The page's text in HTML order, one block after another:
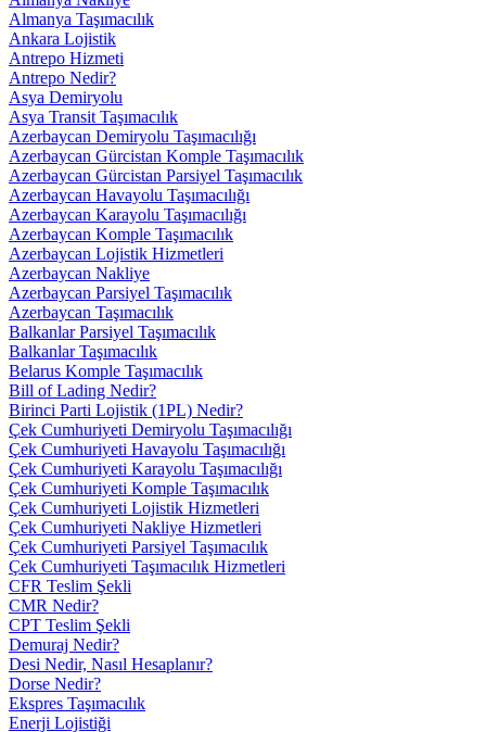
Almanya Taşımacılık
Ankara Lojistik
Antrepo Hizmeti
Antrepo Nedir?
Asya Demiryolu
Asya Transit Taşımacılık
Azerbaycan Demiryolu Taşımacılığı
Azerbaycan Gürcistan Komple Taşımacılık
Azerbaycan Gürcistan Parsiyel Taşımacılık
Azerbaycan Havayolu Taşımacılığı
Azerbaycan Karayolu Taşımacılığı
Azerbaycan Komple Taşımacılık
Azerbaycan Lojistik Hizmetleri
Azerbaycan Nakliye
Azerbaycan Parsiyel Taşımacılık
Azerbaycan Taşımacılık
Balkanlar Parsiyel Taşımacılık
Balkanlar Taşımacılık
Belarus Komple Taşımacılık
Bill of Lading Nedir?
Birinci Parti Lojistik (1PL) Nedir?
Çek Cumhuriyeti Demiryolu Taşımacılığı
Çek Cumhuriyeti Havayolu Taşımacılığı
Çek Cumhuriyeti Karayolu Taşımacılığı
Çek Cumhuriyeti Komple Taşımacılık
Çek Cumhuriyeti Lojistik Hizmetleri
Çek Cumhuriyeti Nakliye Hizmetleri
Çek Cumhuriyeti Parsiyel Taşımacılık
Çek Cumhuriyeti Taşımacılık Hizmetleri
CFR Teslim Şekli
CMR Nedir?
CPT Teslim Şekli
Demuraj Nedir?
Desi Nedir, Nasıl Hesaplanır?
Dorse Nedir?
Ekspres Taşımacılık
Enerji Lojistiği